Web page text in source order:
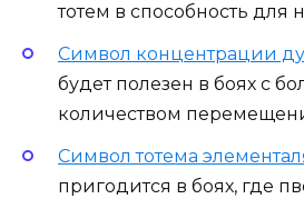
тотем в способность для
Символ концентрации
будет полезен в боях с
количеством
Символ тотема
пригодится в боях, где